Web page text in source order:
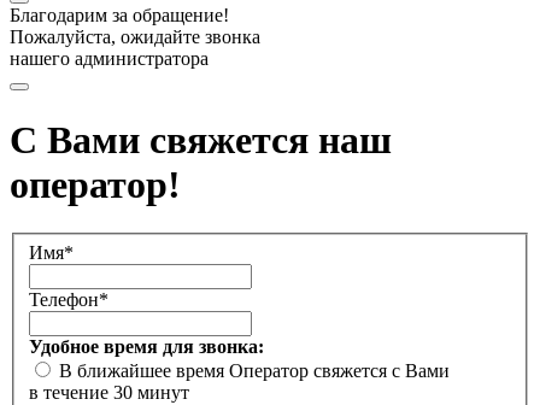
Благодарим за обращение!
Пожалуйста, ожидайте звонка
нашего администратора
С Вами свяжется наш
оператор!
Имя*
Телефон*
Удобное время для звонка:
В ближайшее время Оператор свяжется с Вами
в течение 30 минут